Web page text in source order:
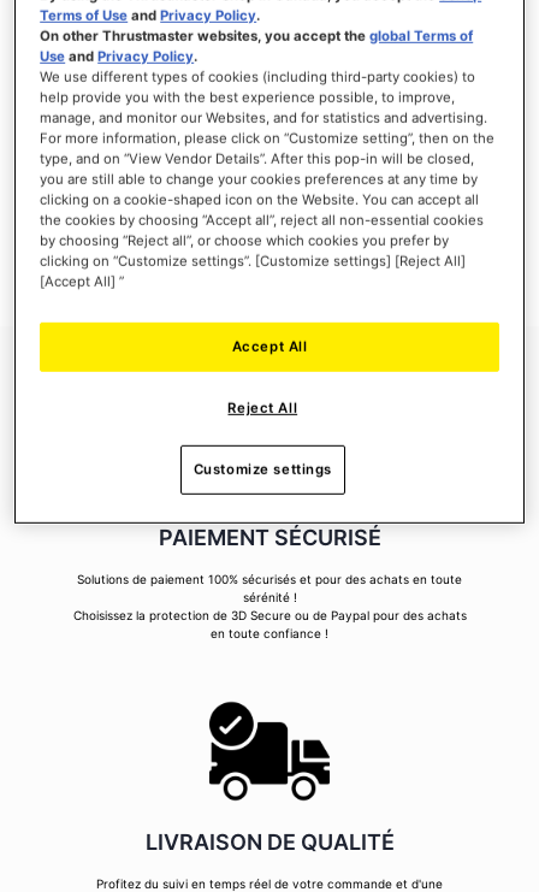
NOUVEAUX CLIENTS
Créer un compte a de nombreux avantages : commander plus rapidement, enregistrer
plusieurs adresses, suivre vos commandes et plus encore.
CRÉER UN COMPTE
PAIEMENT SÉCURISÉ
Solutions de paiement 100% sécurisés et pour des achats en toute
sérénité !
Choisissez la protection de 3D Secure ou de Paypal pour des achats
en toute confiance !
LIVRAISON DE QUALITÉ
Profitez du suivi en temps réel de votre commande et d'une
Terms of Use andPrivacy Policy.
On other Thrustmaster websites, you accept theglobal Terms of
Use andPrivacy Policy.
We use different types of cookies (including third-party cookies) to
help provide you with the best experience possible, to improve,
manage, and monitor our Websites, and for statistics and advertising.
For more information, please click on “Customize setting”, then on the
type, and on “View Vendor Details”. After this pop-in will be closed,
you are still able to change your cookies preferences at any time by
clicking on a cookie-shaped icon on the Website. You can accept all
the cookies by choosing “Accept all”, reject all non-essential cookies
by choosing “Reject all”, or choose which cookies you prefer by
clicking on “Customize settings”. [Customize settings] [Reject All]
[Accept All] ”
Reject All
Accept All
Customize settings